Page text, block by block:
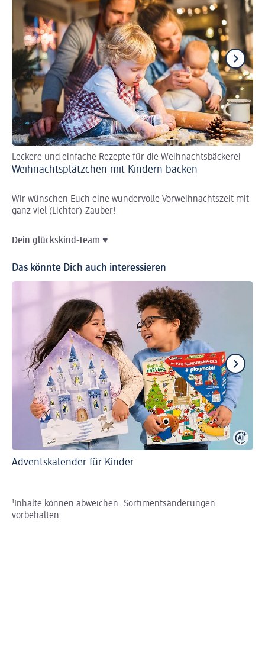
Leckere und einfache Rezepte für die Weihnachtsbäckerei
Weihnachtsplätzchen mit Kindern backen
Wir wünschen Euch eine wundervolle Vorweihnachtszeit mit
ganz viel (Lichter)-Zauber!
Dein glückskind-Team ♥
Das könnte Dich auch interessieren
Adventskalender für Kinder
¹Inhalte können abweichen. Sortimentsänderungen
vorbehalten.